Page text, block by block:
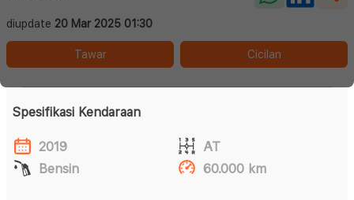
diupdate 20 Mar 2025 01:30
Tawar Cicilan
Spesifikasi Kendaraan
2019
AT
Bensin
60.000 km